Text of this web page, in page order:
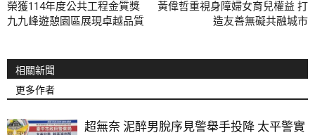
榮獲114年度公共工程金質獎
九九峰遊憩園區展現卓越品質
黃偉哲重視身障婦女育兒權益 打
造友善無礙共融城市
相關新聞
更多作者
超無奈 泥醉男脫序見警舉手投降 太平警實